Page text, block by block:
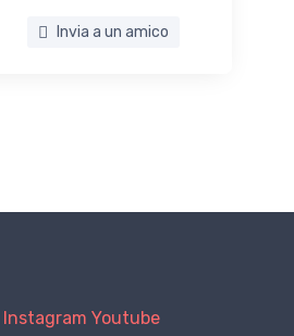
Invia a un amico
Instagram Youtube